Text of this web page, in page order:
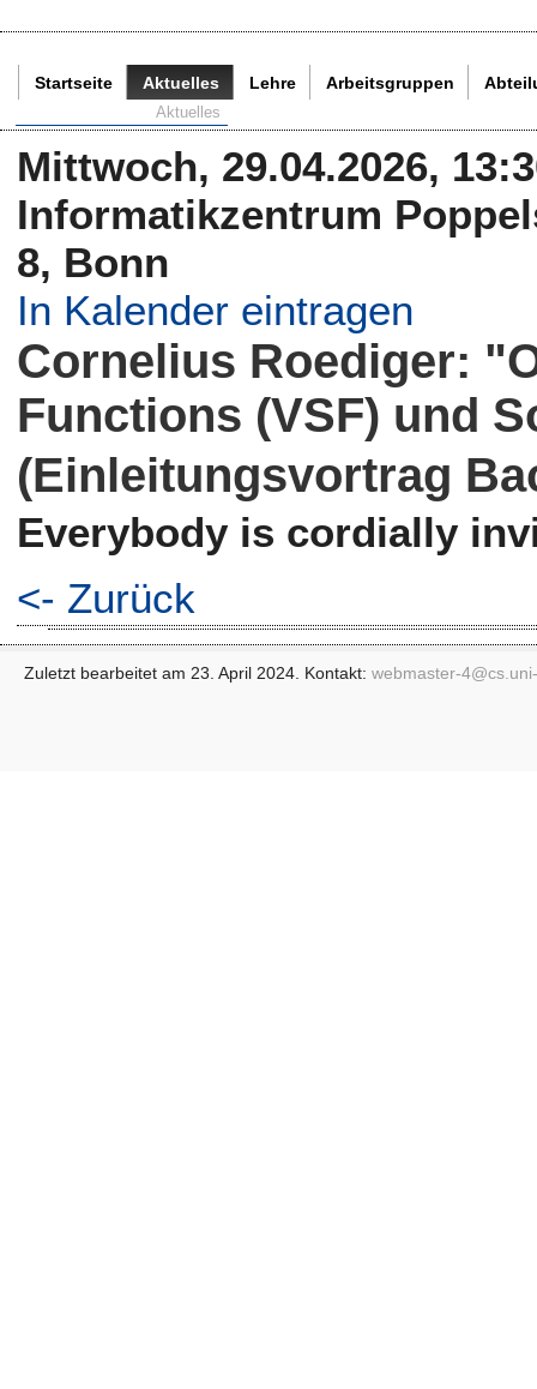
Startseite Aktuelles Lehre Arbeitsgruppen
Aktuelles
Mittwoch, 29.04.2026,
Informatikzentrum
8, Bonn
In Kalender eintragen
Cornelius Roediger:
Functions (VSF) und
(Einleitungsvortrag
Everybody is cordially
<- Zurück
Zuletzt bearbeitet am 23. April 2024. Kontakt: webmaster-4@